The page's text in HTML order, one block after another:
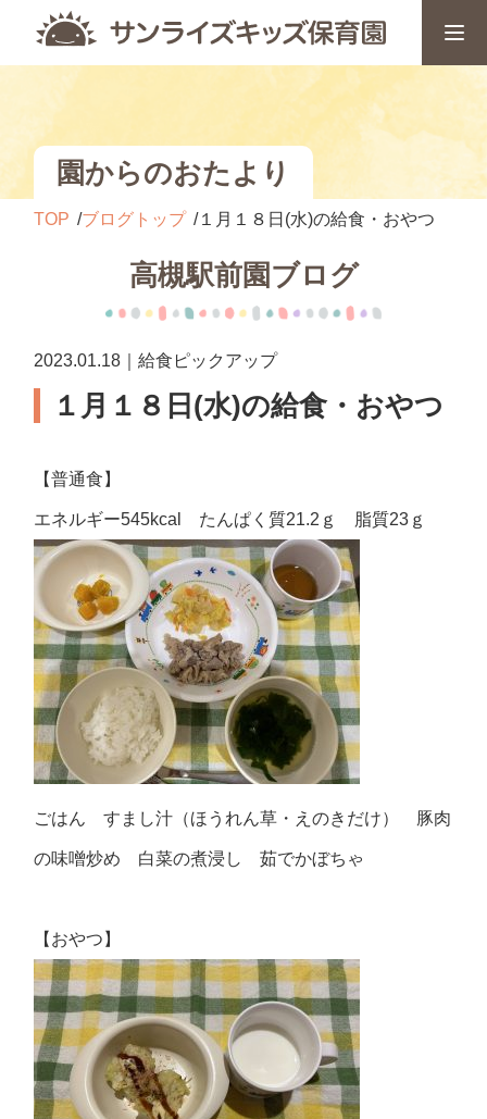
園からのおたより
TOP ブログトップ １月１８日(水)の給食・おやつ
高槻駅前園ブログ
2023.01.18｜給食ピックアップ
１月１８日(水)の給食・おやつ
【普通食】
エネルギー545kcal たんぱく質21.2ｇ 脂質23ｇ
ごはん すまし汁（ほうれん草・えのきだけ） 豚肉
の味噌炒め 白菜の煮浸し 茹でかぼちゃ
【おやつ】